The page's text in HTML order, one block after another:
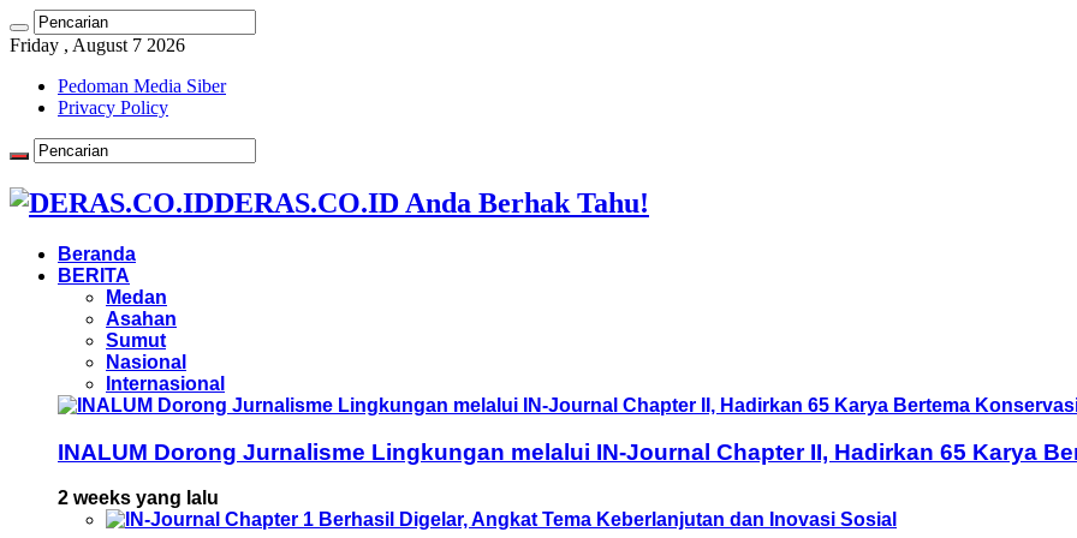
Friday , August 7 2026
Pedoman Media Siber
Privacy Policy
DERAS.CO.ID Anda Berhak Tahu!
Beranda
BERITA
Medan
Asahan
Sumut
Nasional
Internasional
INALUM Dorong Jurnalisme Lingkungan melalui IN-Journal Chapter II, Hadirkan 65 Karya
2 weeks yang lalu